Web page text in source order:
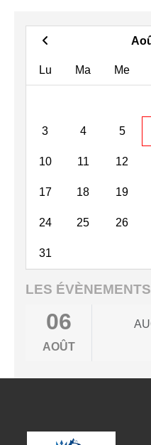
Lu Ma Me
3 4 5
10 11 12
17 18 19
24 25 26
31
LES
06
AOÛT